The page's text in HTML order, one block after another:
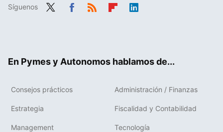
Síguenos
En Pymes y Autonomos hablamos de...
Consejos prácticos Administración / Finanzas
Estrategia Fiscalidad y Contabilidad
Management Tecnología